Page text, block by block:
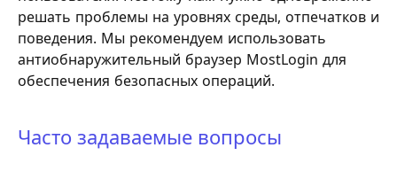
решать проблемы на уровнях среды, отпечатков и
поведения. Мы рекомендуем использовать
антиобнаружительный браузер MostLogin для
обеспечения безопасных операций.
Часто задаваемые вопросы